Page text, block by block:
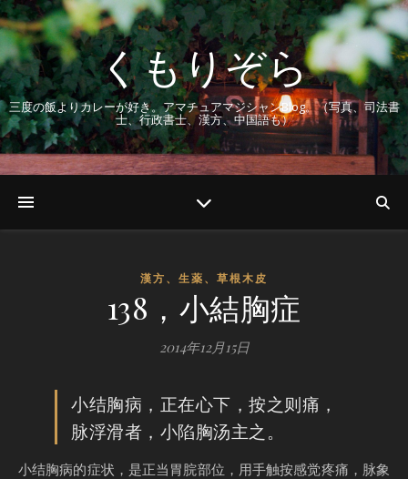
くもりぞら
三度の飯よりカレーが好き。アマチュアマジシャンBlog。（写真、司法書
士、行政書士、漢方、中国語も）
漢方、生薬、草根木皮
138，小結胸症
2014年12月15日
小结胸病，正在心下，按之则痛，
脉浮滑者，小陷胸汤主之。
小结胸病的症状，是正当胃脘部位，用手触按感觉疼痛，脉象